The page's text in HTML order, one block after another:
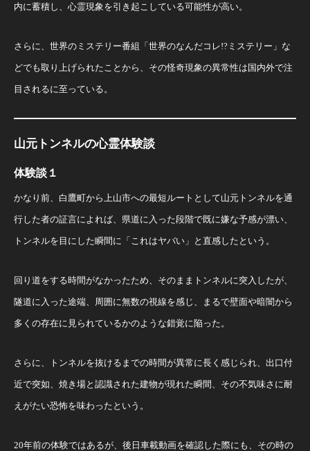
内に蓄積し、心霊現象を引き起こしている可能性が高い。
さらに、世界のミステリー番組「世界のなんだコレ!?ミステリー」な
どでも取り上げられたことから、その怪奇現象の異常性は国内外で注
目されるに至っている。
山元トンネルの心霊体験談
体験談１
かなり前、白鷹町から上山市への最短ルートとして山元トンネルを通
行した者の証言によれば、県道に入った段階で既に嫌な予感が漂い、
トンネルを目にした瞬間に「これはヤバい」と直感したという。
回り道をする時間がなかったため、そのままトンネルに突入したが、
隧道に入った途端、周囲に無数の視線を感じ、まるで壁面や暗闇から
多くの存在に見られているかのような錯覚に陥った。
さらに、トンネルを抜けるまでの時間が異常に長く感じられ、出口付
近で突如、焼き場と認識された建物が現れた瞬間、その不気味さに耐
えがたい恐怖を味わったという。
20年前の体験ではあるが、後日車載動画を確認した際にも、その時の